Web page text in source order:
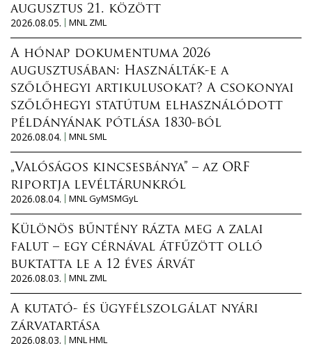
augusztus 21. között
2026.08.05.
MNL ZML
A hónap dokumentuma 2026
augusztusában: Használták-e a
szőlőhegyi artikulusokat? A csokonyai
szőlőhegyi statútum elhasználódott
példányának pótlása 1830-ból
2026.08.04.
MNL SML
„Valóságos kincsesbánya” – az ORF
riportja levéltárunkról
2026.08.04.
MNL GyMSMGyL
Különös bűntény rázta meg a zalai
falut – egy cérnával átfűzött olló
buktatta le a 12 éves árvát
2026.08.03.
MNL ZML
A kutató- és ügyfélszolgálat nyári
zárvatartása
2026.08.03.
MNL HML